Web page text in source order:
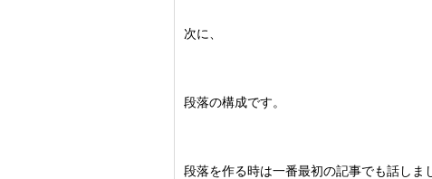
次に、
段落の構成です。
段落を作る時は一番最初の記事でも話しま